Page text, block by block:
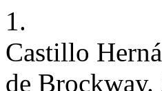
1.
Castillo
de